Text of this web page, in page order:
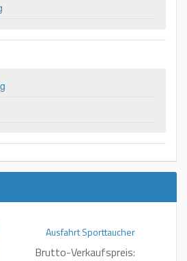
Ausfahrt Sporttaucher
Brutto-Verkaufspreis: